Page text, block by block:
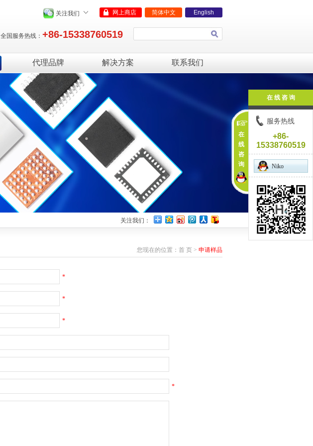
关注我们 网上商店 简体中文 English
全国服务热线： +86-15338760519
代理品牌 解决方案 联系我们
关注我们：
您现在的位置： 首 页 > 申请样品
*
*
*
*
在 线 咨 询
在
线
咨
询
服务热线
+86-
15338760519
Niko